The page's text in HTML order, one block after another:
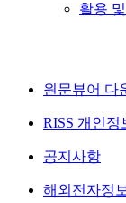
활용
원문뷰어 다
RISS 개인정
공지사항
해외전자정